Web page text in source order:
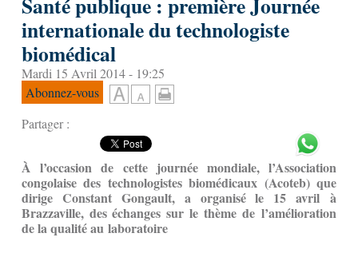
internationale du technologiste
biomédical
Mardi 15 Avril 2014 - 19:25
Abonnez-vous
Partager :
À l’occasion de cette journée mondiale, l’Association
congolaise des technologistes biomédicaux (Acoteb) que
dirige Constant Gongault, a organisé le 15 avril à
Brazzaville, des échanges sur le thème de l’amélioration
de la qualité au laboratoire